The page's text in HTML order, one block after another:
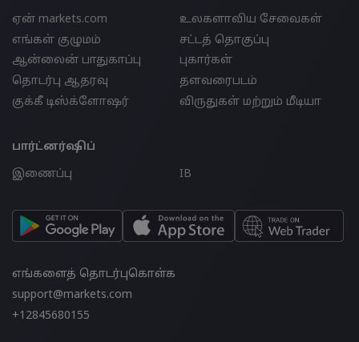
ஏன் markets.com
உலகளாவிய சேவைகள்
எங்கள் குழுமம்
சட்டத் தொகுப்பு
ஆன்லைன் பாதுகாப்பு
புகார்கள்
தொடர்பு ஆதரவு
தளவரைபடம்
குக்கீ டிஸ்க்ளோஷர்
விருதுகள் மற்றும் மீடியா
பார்ட்னர்ஷிப்
இணைப்பு
IB
எங்களைத் தொடர்புகொள்க
support@markets.com
+12845680155